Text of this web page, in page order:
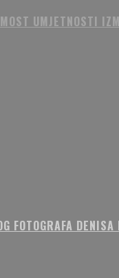
UMJETNOSTI
FOTOGRAFA DENISA